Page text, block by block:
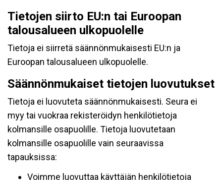
Tietojen siirto EU:n tai Euroopan
talousalueen ulkopuolelle
Tietoja ei siirretä säännönmukaisesti EU:n ja
Euroopan talousalueen ulkopuolelle.
Säännönmukaiset tietojen luovutukset
Tietoja ei luovuteta säännönmukaisesti. Seura ei
myy tai vuokraa rekisteröidyn henkilötietoja
kolmansille osapuolille. Tietoja luovutetaan
kolmansille osapuolille vain seuraavissa
tapauksissa:
Voimme luovuttaa käyttäjän henkilötietoja